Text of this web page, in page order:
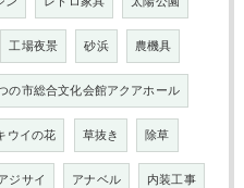
工場夜景 砂浜 農機具
の市総合文化会館アクアホール
ウイの花 草抜き 除草
ジサイ アナベル 内装工事